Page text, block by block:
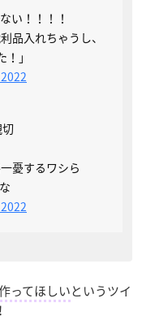
い！！！！
品入れちゃうし、
」
憂するワシら
ってほしいというツイ